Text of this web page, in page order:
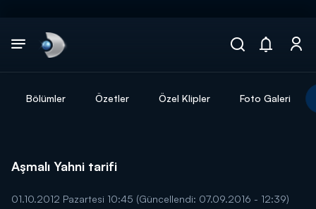
Bölümler Özetler Özel Klipler Foto Galeri
Aşmalı Yahni tarifi
01.10.2012 Pazartesi 10:45 (Güncellendi: 07.09.2016 - 12:39)